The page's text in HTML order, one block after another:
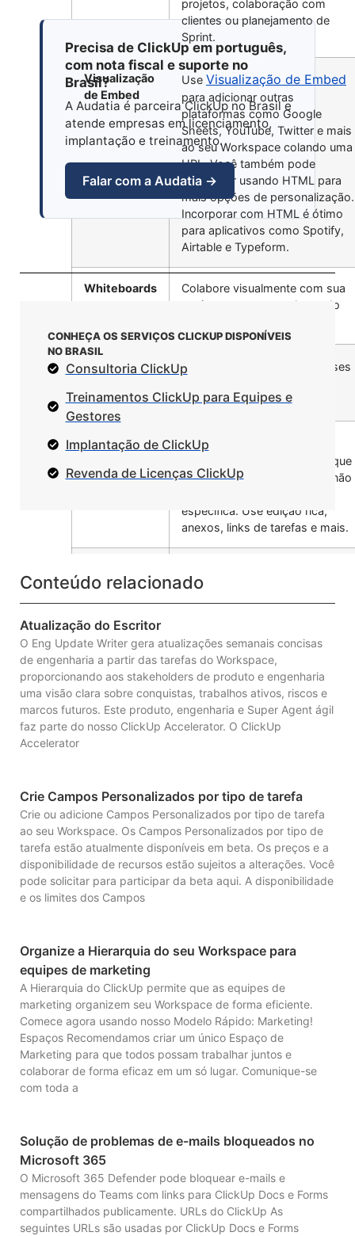
projetos, colaboração com
clientes ou planejamento de
Sprint.
Visualização
de Embed
Use Visualização de Embed
para adicionar outras
plataformas como Google
Sheets, YouTube, Twitter e mais
ao seu Workspace colando uma
URL. Você também pode
incorporar usando HTML para
mais opções de personalização.
Incorporar com HTML é ótimo
para aplicativos como Spotify,
Airtable e Typeform.
Whiteboards
Colabore visualmente com sua
equipe em tempo real usando
Visualização
Use
para bases
projeto, wikis e mais.
Visualização
A visualização de Chat
permite que você se comunique
com sua equipe sobre itens não
específica. Use edição rica,
anexos, links de tarefas e mais.
de
Formulário
recebimento com
de Formulário. Crie e
personalizáveis para coletar
informações e criar tarefas
automaticamente no ClickUp.
Precisa de ClickUp em português,
com nota fiscal e suporte no
Brasil?
A Audatia é parceira ClickUp no Brasil e
atende empresas em licenciamento,
implantação e treinamento.
Falar com a Audatia →
CONHEÇA OS SERVIÇOS CLICKUP DISPONÍVEIS
NO BRASIL
Consultoria ClickUp
Treinamentos ClickUp para Equipes e
Gestores
Implantação de ClickUp
Revenda de Licenças ClickUp
Conteúdo relacionado
Atualização do Escritor
O Eng Update Writer gera atualizações semanais concisas
de engenharia a partir das tarefas do Workspace,
proporcionando aos stakeholders de produto e engenharia
uma visão clara sobre conquistas, trabalhos ativos, riscos e
marcos futuros. Este produto, engenharia e Super Agent ágil
faz parte do nosso ClickUp Accelerator. O ClickUp
Accelerator
Crie Campos Personalizados por tipo de tarefa
Crie ou adicione Campos Personalizados por tipo de tarefa
ao seu Workspace. Os Campos Personalizados por tipo de
tarefa estão atualmente disponíveis em beta. Os preços e a
disponibilidade de recursos estão sujeitos a alterações. Você
pode solicitar para participar da beta aqui. A disponibilidade
e os limites dos Campos
Organize a Hierarquia do seu Workspace para
equipes de marketing
A Hierarquia do ClickUp permite que as equipes de
marketing organizem seu Workspace de forma eficiente.
Comece agora usando nosso Modelo Rápido: Marketing!
Espaços Recomendamos criar um único Espaço de
Marketing para que todos possam trabalhar juntos e
colaborar de forma eficaz em um só lugar. Comunique-se
com toda a
Solução de problemas de e-mails bloqueados no
Microsoft 365
O Microsoft 365 Defender pode bloquear e-mails e
mensagens do Teams com links para ClickUp Docs e Forms
compartilhados publicamente. URLs do ClickUp As
seguintes URLs são usadas por ClickUp Docs e Forms